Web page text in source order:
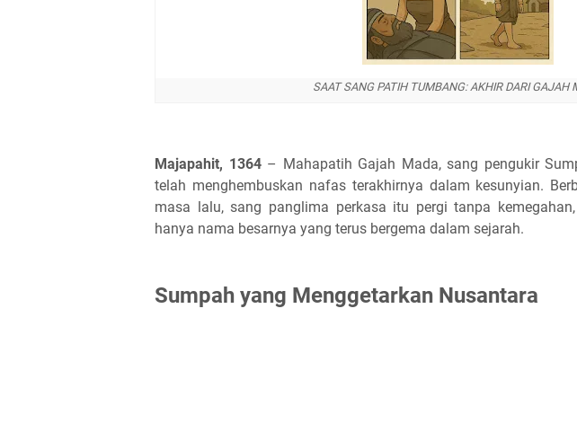
SAAT SANG PATIH TUMBANG: AKHIR DARI GAJAH
Majapahit, 1364– Mahapatih Gajah Mada, sang pengukir
telah menghembuskan nafas terakhirnya dalam kesunyian.
masa lalu, sang panglima perkasa itu pergi tanpa
hanya nama besarnya yang terus bergema dalam sejarah.
Sumpah yang Menggetarkan Nusantara